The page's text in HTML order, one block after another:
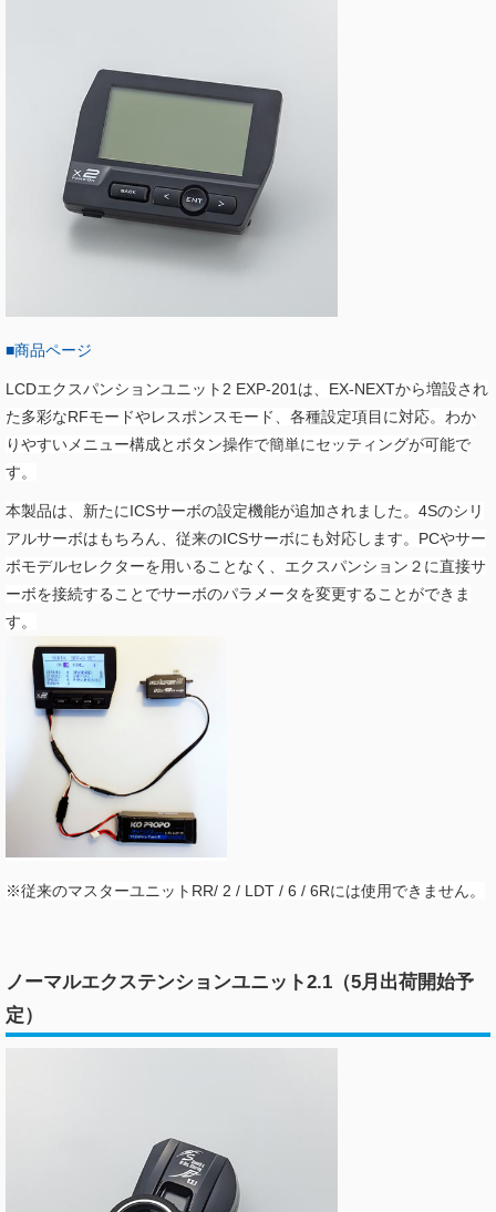
■商品ページ
LCDエクスパンションユニット2 EXP-201は、EX-NEXTから増設され
た多彩なRFモードやレスポンスモード、各種設定項目に対応。わか
りやすいメニュー構成とボタン操作で簡単にセッティングが可能で
す。
本製品は、新たにICSサーボの設定機能が追加されました。4Sのシリ
アルサーボはもちろん、従来のICSサーボにも対応します。PCやサー
ボモデルセレクターを⽤いることなく、エクスパンション２に直接サ
ーボを接続することでサーボのパラメータを変更することができま
す。
※従来のマスターユニットRR/ 2 / LDT / 6 / 6Rには使用できません。
ノーマルエクステンションユニット2.1（5月出荷開始予
定）